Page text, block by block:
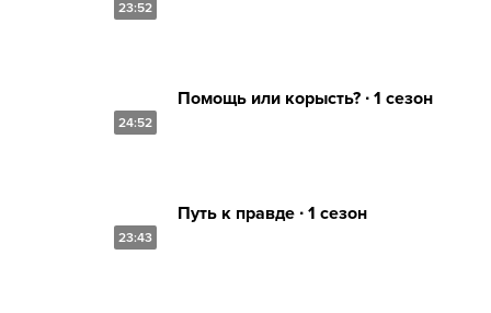
23:52
24:52
Помощь или корысть? ∙ 1 сезон
23:43
Путь к правде ∙ 1 сезон